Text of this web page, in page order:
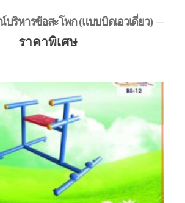
บริหารข้อสะโพก (แบบบิดเอวเดี่ยว)
ราคาพิเศษ